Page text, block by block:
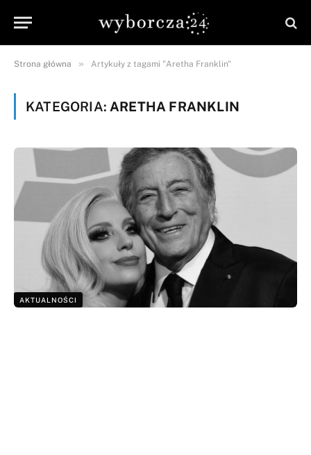
Strona główna » Artykuły z tagami "Aretha Franklin"
KATEGORIA: ARETHA FRANKLIN
AKTUALNOŚCI